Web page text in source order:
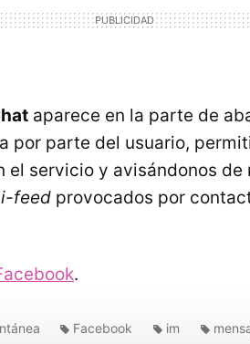
aparece en la parte de
por parte del usuario,
el servicio y avisándonos de
feed provocados por
.
Facebook im